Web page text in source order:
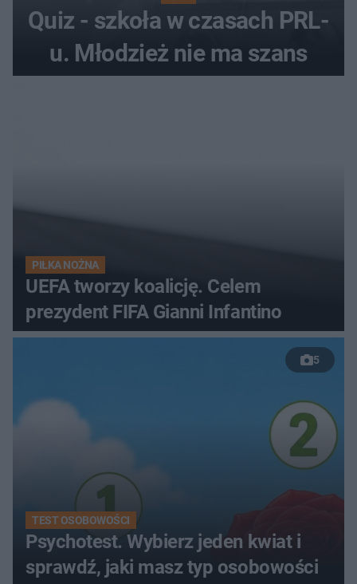
Quiz - szkoła w czasach PRL-
u. Młodzież nie ma szans
PIŁKA NOŻNA
UEFA tworzy koalicję. Celem
prezydent FIFA Gianni Infantino
5
TEST OSOBOWOŚCI
Psychotest. Wybierz jeden kwiat i
sprawdź, jaki masz typ osobowości